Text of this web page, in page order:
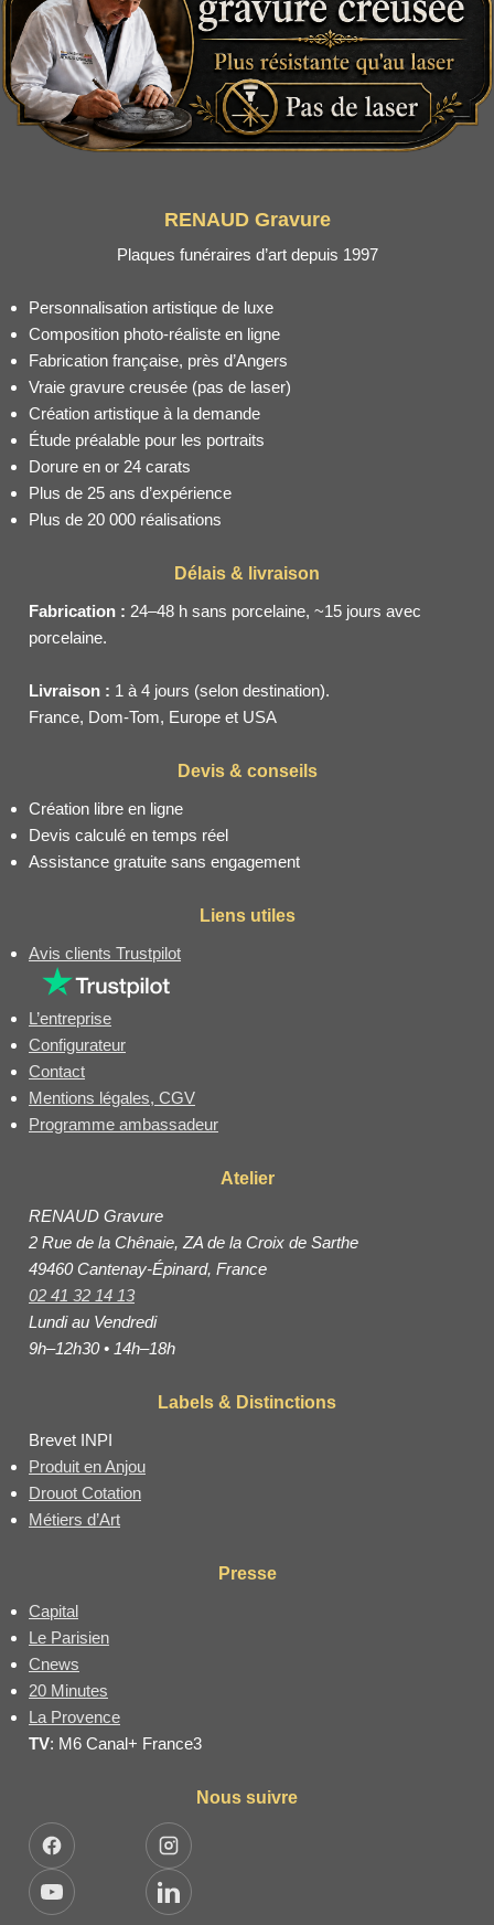
RENAUD Gravure
Plaques funéraires d’art depuis 1997
Personnalisation artistique de luxe
Composition photo-réaliste en ligne
Fabrication française, près d’Angers
Vraie gravure creusée (pas de laser)
Création artistique à la demande
Étude préalable pour les portraits
Dorure en or 24 carats
Plus de 25 ans d’expérience
Plus de 20 000 réalisations
Délais & livraison
Fabrication : 24–48 h sans porcelaine, ~15 jours avec
porcelaine.
Livraison : 1 à 4 jours (selon destination).
France, Dom-Tom, Europe et USA
Devis & conseils
Création libre en ligne
Devis calculé en temps réel
Assistance gratuite sans engagement
Liens utiles
Avis clients Trustpilot
L’entreprise
Configurateur
Contact
Mentions légales, CGV
Programme ambassadeur
Atelier
RENAUD Gravure
2 Rue de la Chênaie, ZA de la Croix de Sarthe
49460 Cantenay-Épinard, France
02 41 32 14 13
Lundi au Vendredi
9h–12h30 • 14h–18h
Labels & Distinctions
Brevet INPI
Produit en Anjou
Drouot Cotation
Métiers d’Art
Presse
Capital
Le Parisien
Cnews
20 Minutes
La Provence
TV: M6 Canal+ France3
Nous suivre
Facebook Instagram
YouTube LinkedIn